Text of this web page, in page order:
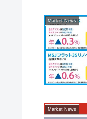
Market News
Market News